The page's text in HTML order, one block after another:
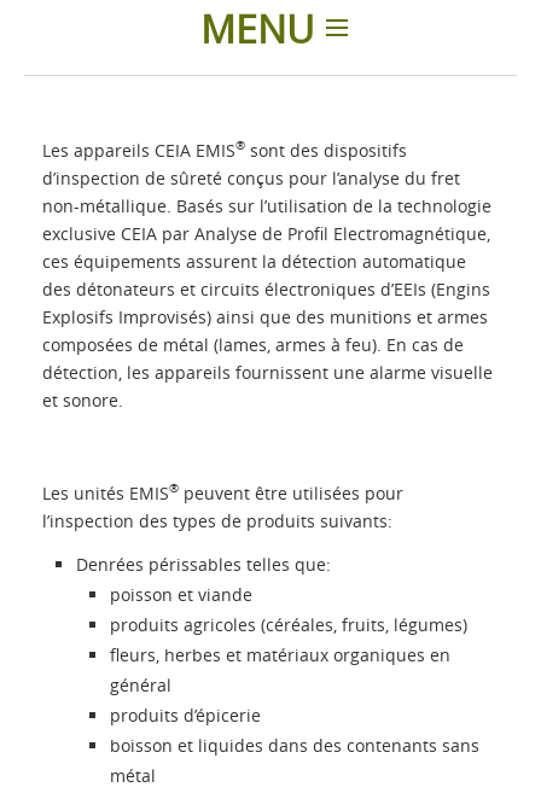
MENU
Applications
Produits
Présentation
Contacts
Langue
Les appareils CEIA EMIS® sont des dispositifs
d’inspection de sûreté conçus pour l’analyse du fret
non-métallique. Basés sur l’utilisation de la technologie
exclusive CEIA par Analyse de Profil Electromagnétique,
ces équipements assurent la détection automatique
des détonateurs et circuits électroniques d’EEIs (Engins
Explosifs Improvisés) ainsi que des munitions et armes
composées de métal (lames, armes à feu). En cas de
détection, les appareils fournissent une alarme visuelle
et sonore.
Les unités EMIS® peuvent être utilisées pour
l’inspection des types de produits suivants:
Denrées périssables telles que:
poisson et viande
produits agricoles (céréales, fruits, légumes)
fleurs, herbes et matériaux organiques en
général
produits d’épicerie
boisson et liquides dans des contenants sans
métal